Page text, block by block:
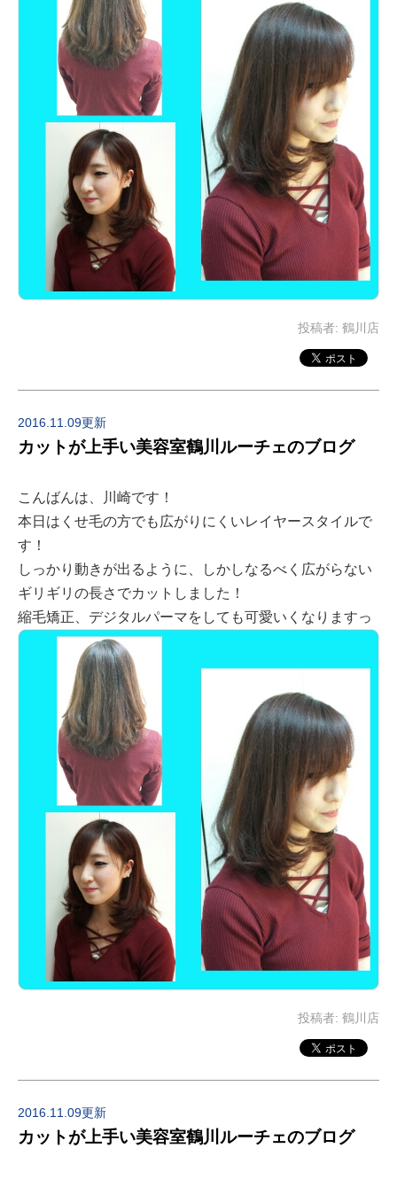
投稿者: 鶴川店
2016.11.09更新
カットが上手い美容室鶴川ルーチェのブログ
こんばんは、川崎です！
本日はくせ毛の方でも広がりにくいレイヤースタイルで
す！
しっかり動きが出るように、しかしなるべく広がらない
ギリギリの長さでカットしました！
縮毛矯正、デジタルパーマをしても可愛いくなりますっ
投稿者: 鶴川店
2016.11.09更新
カットが上手い美容室鶴川ルーチェのブログ